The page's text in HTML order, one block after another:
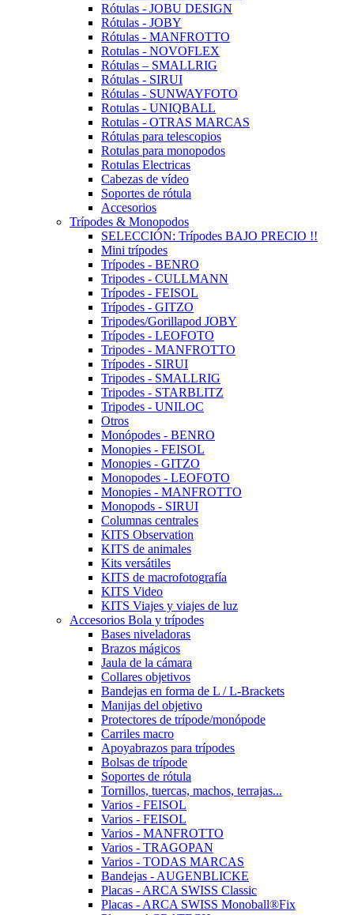
Rótulas - JOBU DESIGN
Rótulas - JOBY
Rótulas - MANFROTTO
Rotulas - NOVOFLEX
Rótulas – SMALLRIG
Rótulas - SIRUI
Rótulas - SUNWAYFOTO
Rotulas - UNIQBALL
Rotulas - OTRAS MARCAS
Rótulas para telescopios
Rotulas para monopodos
Rotulas Electricas
Cabezas de vídeo
Soportes de rótula
Accesorios
Trípodes & Monopodos
SELECCIÓN: Trípodes BAJO PRECIO !!
Mini trípodes
Trípodes - BENRO
Tripodes - CULLMANN
Trípodes - FEISOL
Trípodes - GITZO
Tripodes/Gorillapod JOBY
Trípodes - LEOFOTO
Tripodes - MANFROTTO
Trípodes - SIRUI
Tripodes - SMALLRIG
Tripodes - STARBLITZ
Tripodes - UNILOC
Otros
Monópodes - BENRO
Monopies - FEISOL
Monopies - GITZO
Monopodes - LEOFOTO
Monopies - MANFROTTO
Monopods - SIRUI
Columnas centrales
KITS Observation
KITS de animales
Kits versátiles
KITS de macrofotografía
KITS Video
KITS Viajes y viajes de luz
Accesorios Bola y trípodes
Bases niveladoras
Brazos mágicos
Jaula de la cámara
Collares objetivos
Bandejas en forma de L / L-Brackets
Manijas del objetivo
Protectores de trípode/monópode
Carriles macro
Apoyabrazos para trípodes
Bolsas de trípode
Soportes de rótula
Tornillos, tuercas, machos, terrajas...
Varios - FEISOL
Varios - FEISOL
Varios - MANFROTTO
Varios - TRAGOPAN
Varios - TODAS MARCAS
Bandejas - AUGENBLICKE
Placas - ARCA SWISS Classic
Placas - ARCA SWISS Monoball®Fix